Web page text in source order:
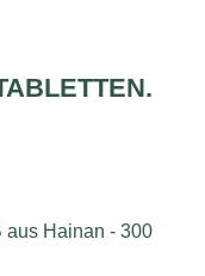
aus Hainan - 300